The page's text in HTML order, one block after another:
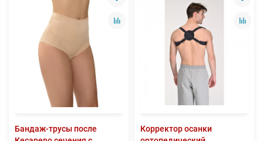
Бандаж-трусы после
Корректор осанки